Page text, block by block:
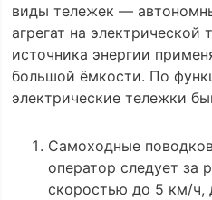
виды тележек —
агрегат на электрической
источника энергии
большой ёмкости. По
электрические тележки
Самоходные
оператор следует за
скоростью до 5 км/ч,